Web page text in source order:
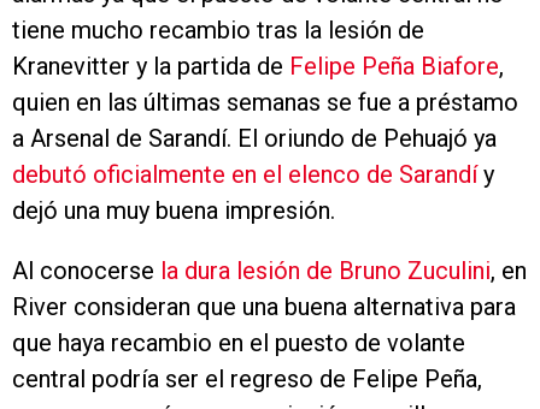
tiene mucho recambio tras la lesión de
Kranevitter y la partida de Felipe Peña Biafore,
quien en las últimas semanas se fue a préstamo
a Arsenal de Sarandí. El oriundo de Pehuajó ya
debutó oficialmente en el elenco de Sarandíy
dejó una muy buena impresión.
Al conocerse la dura lesión de Bruno Zuculini, en
River consideran que una buena alternativa para
que haya recambio en el puesto de volante
central podría ser el regreso de Felipe Peña,